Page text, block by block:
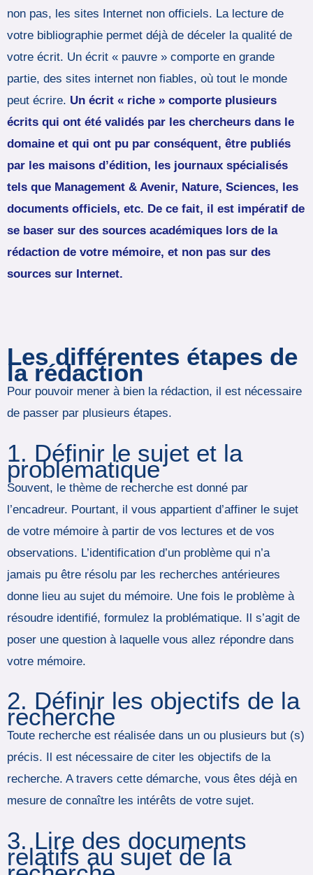
non pas, les sites Internet non officiels. La lecture de
votre bibliographie permet déjà de déceler la qualité de
votre écrit. Un écrit « pauvre » comporte en grande
partie, des sites internet non fiables, où tout le monde
peut écrire. Un écrit « riche » comporte plusieurs
écrits qui ont été validés par les chercheurs dans le
domaine et qui ont pu par conséquent, être publiés
par les maisons d’édition, les journaux spécialisés
tels que Management & Avenir, Nature, Sciences, les
documents officiels, etc. De ce fait, il est impératif de
se baser sur des sources académiques lors de la
rédaction de votre mémoire, et non pas sur des
sources sur Internet.
Les différentes étapes de
la rédaction
Pour pouvoir mener à bien la rédaction, il est nécessaire
de passer par plusieurs étapes.
1. Définir le sujet et la
problématique
Souvent, le thème de recherche est donné par
l’encadreur. Pourtant, il vous appartient d’affiner le sujet
de votre mémoire à partir de vos lectures et de vos
observations. L’identification d’un problème qui n’a
jamais pu être résolu par les recherches antérieures
donne lieu au sujet du mémoire. Une fois le problème à
résoudre identifié, formulez la problématique. Il s’agit de
poser une question à laquelle vous allez répondre dans
votre mémoire.
2. Définir les objectifs de la
recherche
Toute recherche est réalisée dans un ou plusieurs but (s)
précis. Il est nécessaire de citer les objectifs de la
recherche. A travers cette démarche, vous êtes déjà en
mesure de connaître les intérêts de votre sujet.
3. Lire des documents
relatifs au sujet de la